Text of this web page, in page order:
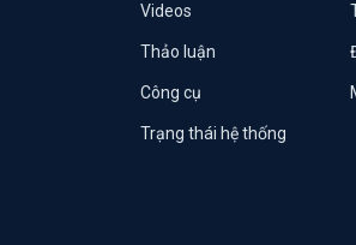
Videos
Thảo luận
Công cụ
Trạng thái hệ thống